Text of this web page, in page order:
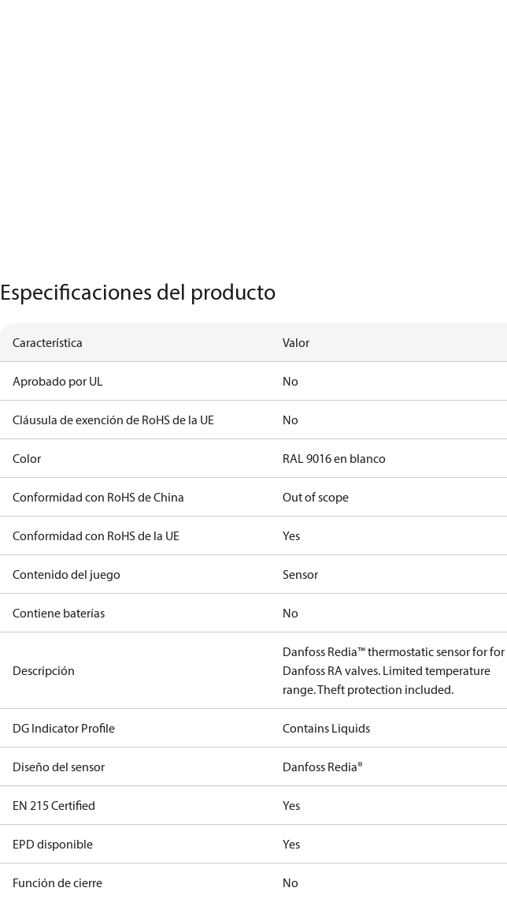
Especificaciones del producto
Característica Valor
Aprobado por UL No
Cláusula de exención de RoHS de la UE No
Color RAL 9016 en blanco
Conformidad con RoHS de China Out of scope
Conformidad con RoHS de la UE Yes
Contenido del juego Sensor
Contiene baterías No
Descripción
Danfoss Redia™ thermostatic sensor for for
Danfoss RA valves. Limited temperature
range. Theft protection included.
DG Indicator Profile Contains Liquids
Diseño del sensor Danfoss Redia®
EN 215 Certified Yes
EPD disponible Yes
Función de cierre No